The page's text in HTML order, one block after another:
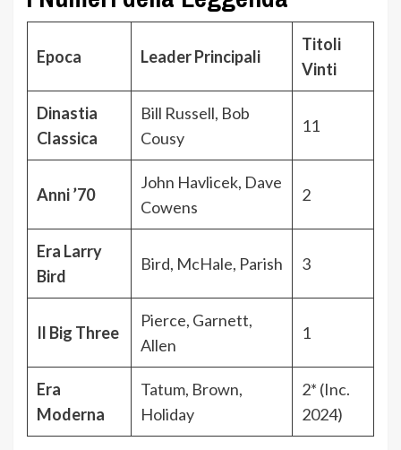
Epoca Leader Principali
Titoli
Vinti
Dinastia
Classica
Bill Russell, Bob
Cousy
11
Anni ’70
John Havlicek, Dave
Cowens
2
Era Larry
Bird
Bird, McHale, Parish 3
Il Big Three
Pierce, Garnett,
Allen
1
Era
Moderna
Tatum, Brown,
Holiday
2* (Inc.
2024)